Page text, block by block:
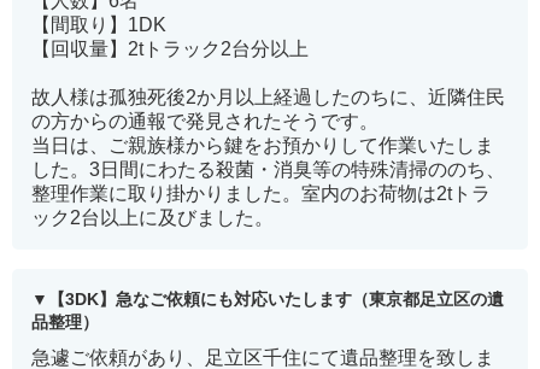
【間取り】1DK
【回収量】2tトラック2台分以上
故人様は孤独死後2か月以上経過したのちに、近隣住民
の方からの通報で発見されたそうです。
当日は、ご親族様から鍵をお預かりして作業いたしま
した。3日間にわたる殺菌・消臭等の特殊清掃ののち、
整理作業に取り掛かりました。室内のお荷物は2tトラ
ック2台以上に及びました。
【3DK】急なご依頼にも対応いたします（東京都足立区の遺
品整理）
急遽ご依頼があり、足立区千住にて遺品整理を致しま